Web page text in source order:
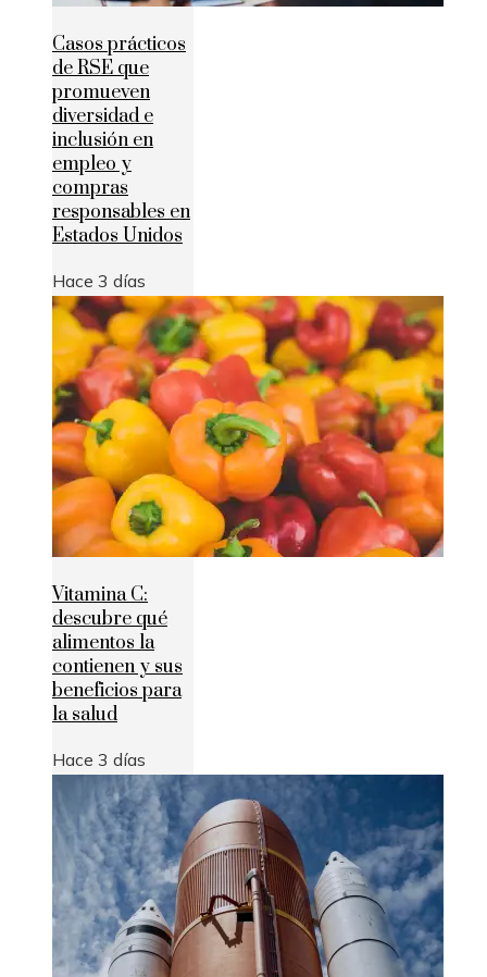
Casos prácticos
de RSE que
promueven
diversidad e
inclusión en
empleo y
compras
responsables en
Estados Unidos
Hace 3 días
Vitamina C:
descubre qué
alimentos la
contienen y sus
beneficios para
la salud
Hace 3 días